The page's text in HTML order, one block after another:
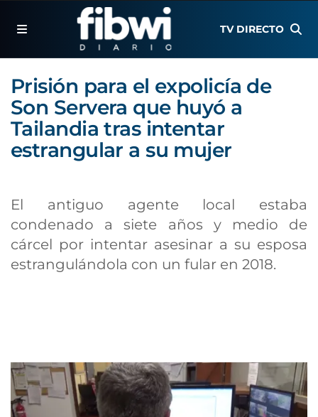
TV DIRECTO
Prisión para el expolicía de
Son Servera que huyó a
Tailandia tras intentar
estrangular a su mujer
El antiguo agente local estaba
condenado a siete años y medio de
cárcel por intentar asesinar a su esposa
estrangulándola con un fular en 2018.